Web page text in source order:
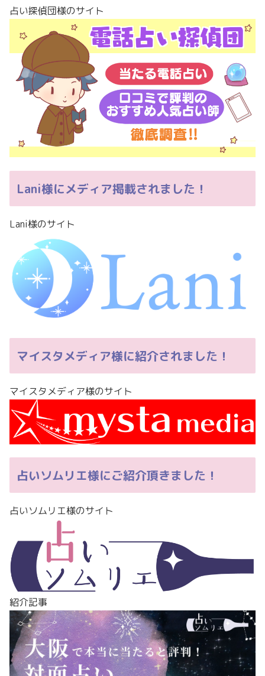
占い探偵団様のサイト
Lani様にメディア掲載されました！
Lani様のサイト
マイスタメディア様に紹介されました！
マイスタメディア様のサイト
占いソムリエ様にご紹介頂きました！
占いソムリエ様のサイト
紹介記事